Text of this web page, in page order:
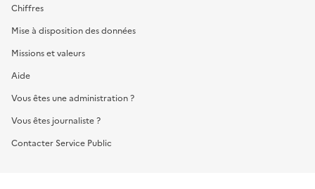
Chiffres
Mise à disposition des données
Missions et valeurs
Aide
Vous êtes une administration ?
Vous êtes journaliste ?
Contacter Service Public